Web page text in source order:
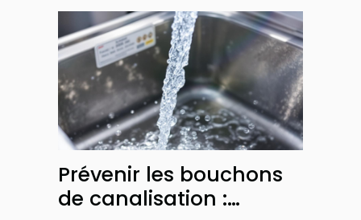
Prévenir les bouchons
de canalisation :